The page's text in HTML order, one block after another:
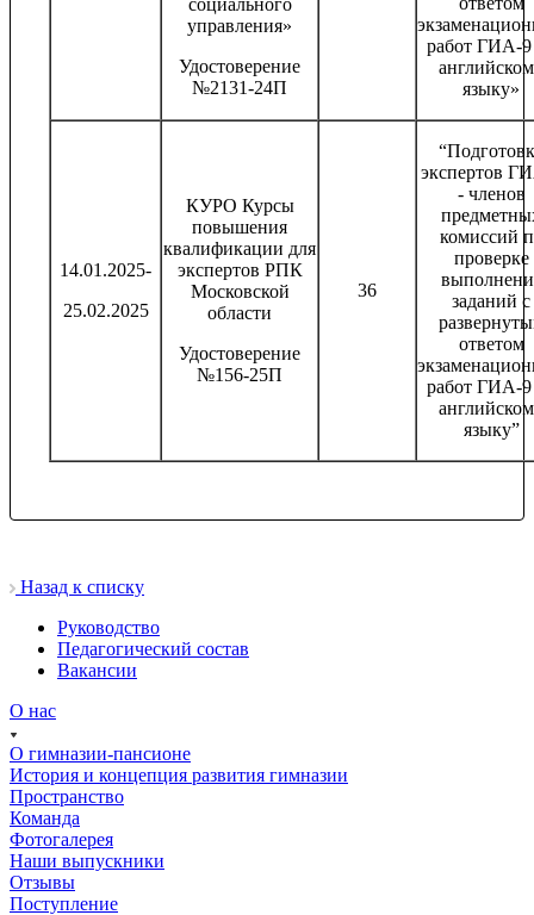
социального
управления»
Удостоверение
№2131-24П
работ ГИА-9
языку»
14.01.2025-
25.02.2025
КУРО Курсы
повышения
квалификации для
экспертов РПК
Московской
области
Удостоверение
№156-25П
36
экспертов
- членов
комиссий
проверке
заданий с
ответом
работ ГИА-9
языку”
Назад к списку
Руководство
Педагогический состав
Вакансии
О нас
О гимназии-пансионе
История и концепция развития гимназии
Пространство
Команда
Фотогалерея
Наши выпускники
Отзывы
Поступление